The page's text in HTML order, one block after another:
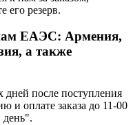
его резерв.
ЕАЭС: Армения,
а также
дней после поступления
и оплате заказа до 11-00